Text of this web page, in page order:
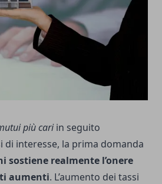
più cariin seguito
di interesse, la prima domanda
sostiene realmente l’onere
aumenti. L’aumento dei tassi